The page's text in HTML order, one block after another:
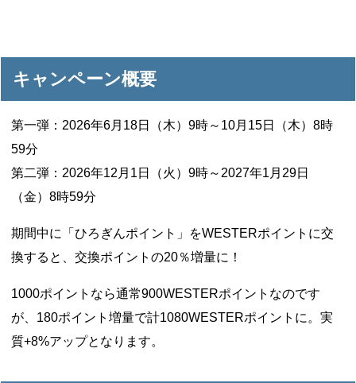
キャンペーン概要
第一弾：2026年6月18日（木）9時～10月15日（木）8時
59分
第二弾：2026年12月1日（火）9時～2027年1月29日
（金）8時59分
期間中に「ひろぎんポイント」をWESTERポイントに交
換すると、交換ポイントの20％増量に！
1000ポイントなら通常900WESTERポイントなのです
が、180ポイント増量で計1080WESTERポイントに。実
質+8%アップとなります。